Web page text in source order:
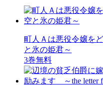
町人Ａは悪役令嬢を
と氷の姫君～
3巻無料